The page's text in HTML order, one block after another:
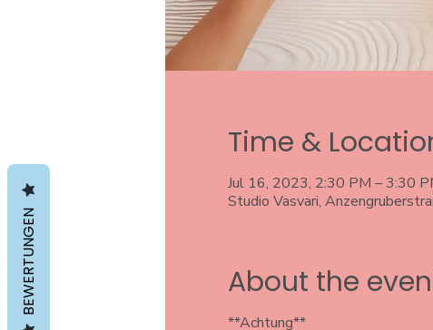
Time &
Jul 16, 2023, 2:30 PM – 3:30
Studio Vasvari,
About the
**Achtung**
BEWERTUNGEN